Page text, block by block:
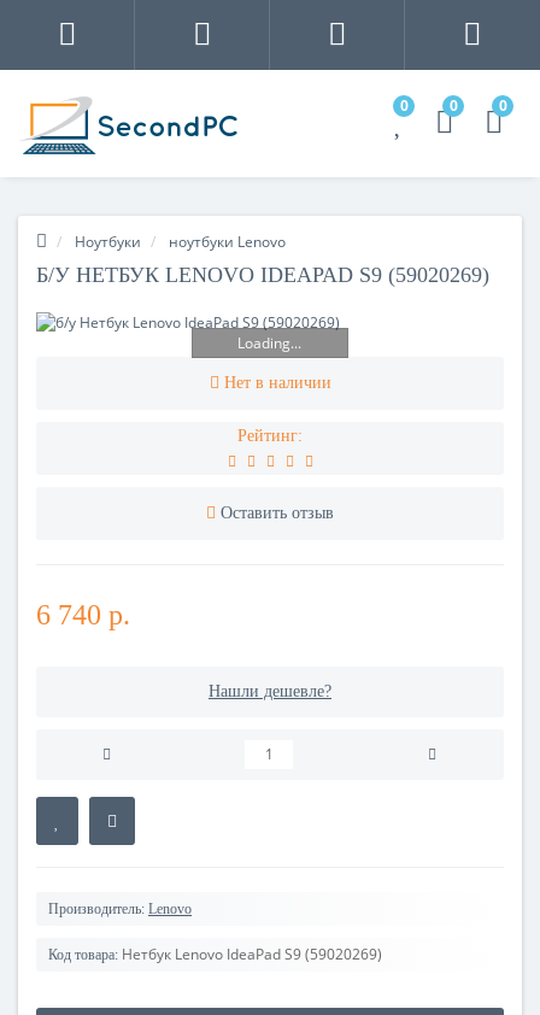
0 0 0
Ноутбуки ноутбуки Lenovo
Б/У НЕТБУК LENOVO IDEAPAD S9 (59020269)
Loading...
Нет в наличии
Рейтинг:
Оставить отзыв
6 740 р.
Нашли дешевле?
Производитель: Lenovo
Код товара: Нетбук Lenovo IdeaPad S9 (59020269)